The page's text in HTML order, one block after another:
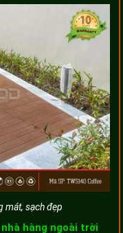
mát, sạch đẹp
hàng ngoài trời